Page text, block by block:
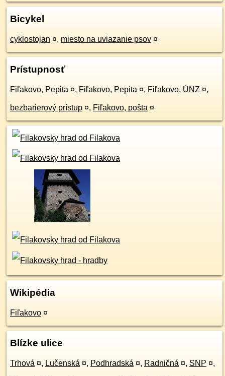
Bicykel
cyklostojan ¤, miesto na uviazanie psov ¤
Prístupnosť
Fiľakovo, Pepita ¤, Fiľakovo, Pepita ¤, Fiľakovo, ÚNZ ¤,
bezbarierový prístup ¤, Fiľakovo, pošta ¤
Wikipédia
Fiľakovo ¤
Blízke ulice
Trhová ¤, Lučenská ¤, Podhradská ¤, Radničná ¤, SNP ¤,